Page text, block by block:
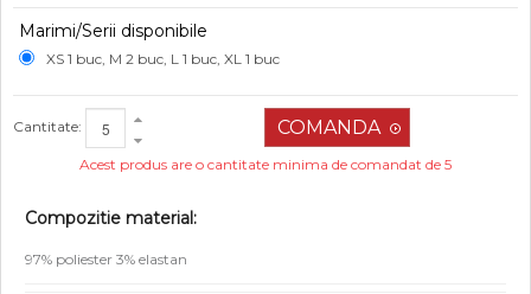
Marimi/Serii disponibile
XS 1 buc, M 2 buc, L 1 buc, XL 1 buc
Cantitate:
Acest produs are o cantitate minima de comandat de 5
Compozitie material:
97% poliester 3% elastan